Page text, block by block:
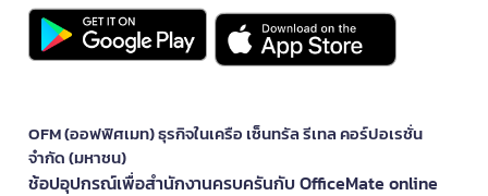
OFM (ออฟฟิศเมท) ธุรกิจในเครือ เซ็นทรัล รีเทล คอร์ปอเรชั่น
จำกัด (มหาชน)
ช้อปอุปกรณ์เพื่อสำนักงานครบครันกับ OfficeMate online